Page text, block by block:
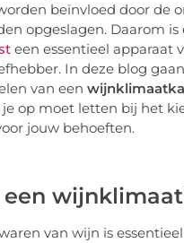
beïnvloed door de
opgeslagen. Daarom is
een essentieel apparaat
In deze blog
van een
op moet letten bij het
jouw behoeften.
van wijn is